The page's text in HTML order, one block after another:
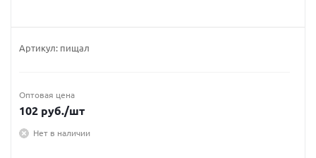
Артикул: пищал
Оптовая цена
102 руб./шт
Нет в наличии